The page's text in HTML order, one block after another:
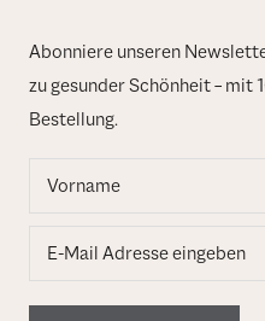
Abonniere unseren
zu gesunder Schönheit – mit
Bestellung.